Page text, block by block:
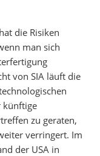
die Risiken
man sich
von SIA läuft die
künftige
zu geraten,
verringert. Im
der USA in